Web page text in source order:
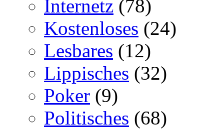
Internetz (78)
Kostenloses (24)
Lesbares (12)
Lippisches (32)
Poker (9)
Politisches (68)